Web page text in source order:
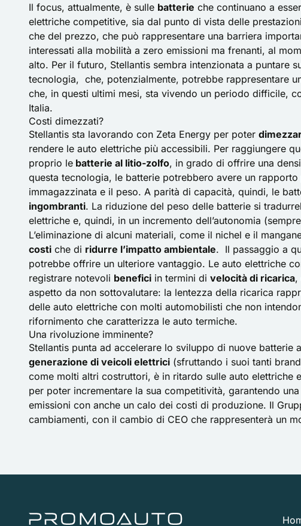
Il focus, attualmente, è sulle batterie che continuano a
elettriche competitive, sia dal punto di vista delle
che del prezzo, che può rappresentare una barriera
interessati alla mobilità a zero emissioni ma frenanti, al
alto. Per il futuro, Stellantis sembra intenzionata a puntare
tecnologia, che, potenzialmente, potrebbe rappresentare
che, in questi ultimi mesi, sta vivendo un periodo difficile,
Italia.
Costi dimezzati?
Stellantis sta lavorando con Zeta Energy per poter
rendere le auto elettriche più accessibili. Per raggiungere
proprio le batterie al litio-zolfo, in grado di offrire una
questa tecnologia, le batterie potrebbero avere un
immagazzinata e il peso. A parità di capacità, quindi, le
ingombranti. La riduzione del peso delle batterie si
elettriche e, quindi, in un incremento dell’autonomia
L’eliminazione di alcuni materiali, come il nichel e il
costi che di ridurre l’impatto ambientale. Il passaggio a
potrebbe offrire un ulteriore vantaggio. Le auto elettriche
registrare notevoli benefici in termini di velocità di ricarica,
aspetto da non sottovalutare: la lentezza della ricarica
delle auto elettriche con molti automobilisti che non
rifornimento che caratterizza le auto termiche.
Una rivoluzione imminente?
Stellantis punta ad accelerare lo sviluppo di nuove batterie
generazione di veicoli elettrici (sfruttando i suoi tanti
come molti altri costruttori, è in ritardo sulle auto elettriche
per poter incrementare la sua competitività, garantendo
emissioni con anche un calo dei costi di produzione. Il
cambiamenti, con il cambio di CEO che rappresenterà un